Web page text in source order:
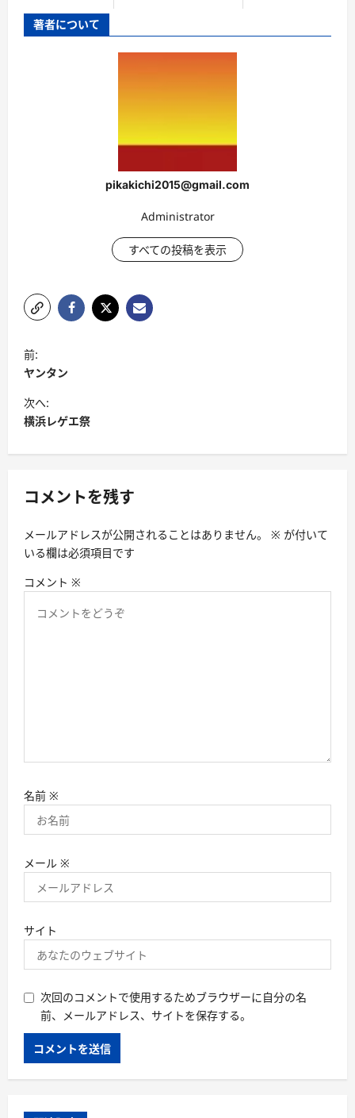
著者について
pikakichi2015@gmail.com
Administrator
すべての投稿を表示
投
稿
ナ
ビ
シ
ン
前:
ヤンタン
次へ:
横浜レゲエ祭
コメントを残す
メールアドレスが公開されることはありません。 ※ が付いて
いる欄は必須項目です
コメント ※
名前 ※
メール ※
サイト
次回のコメントで使用するためブラウザーに自分の名
前、メールアドレス、サイトを保存する。